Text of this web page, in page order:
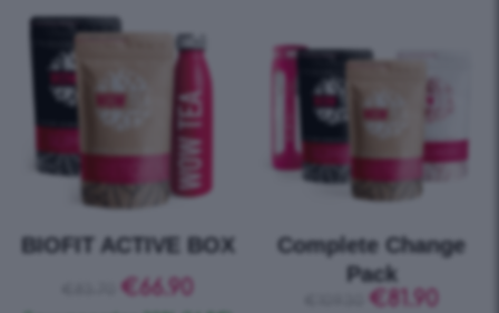
Complete Change
Pack
€81.90
HAPPY BELLY BOX
€65.90